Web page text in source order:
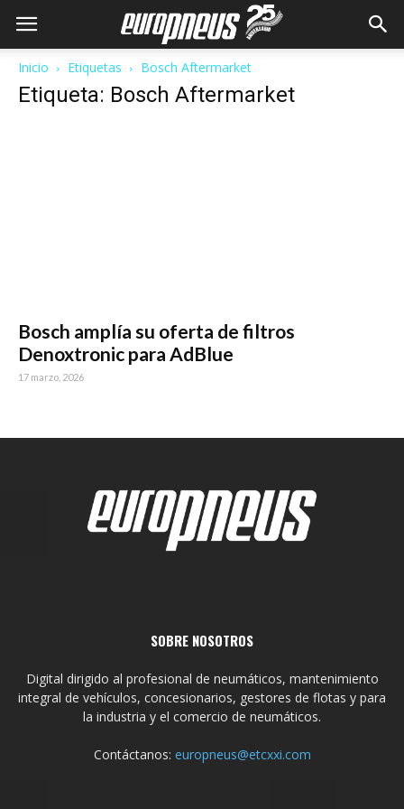
Inicio Etiquetas Bosch Aftermarket
Etiqueta: Bosch Aftermarket
Bosch amplía su oferta de filtros
Denoxtronic para AdBlue
17 marzo, 2026
SOBRE NOSOTROS
Digital dirigido al profesional de neumáticos, mantenimiento
integral de vehículos, concesionarios, gestores de flotas y para
la industria y el comercio de neumáticos.
Contáctanos: europneus@etcxxi.com